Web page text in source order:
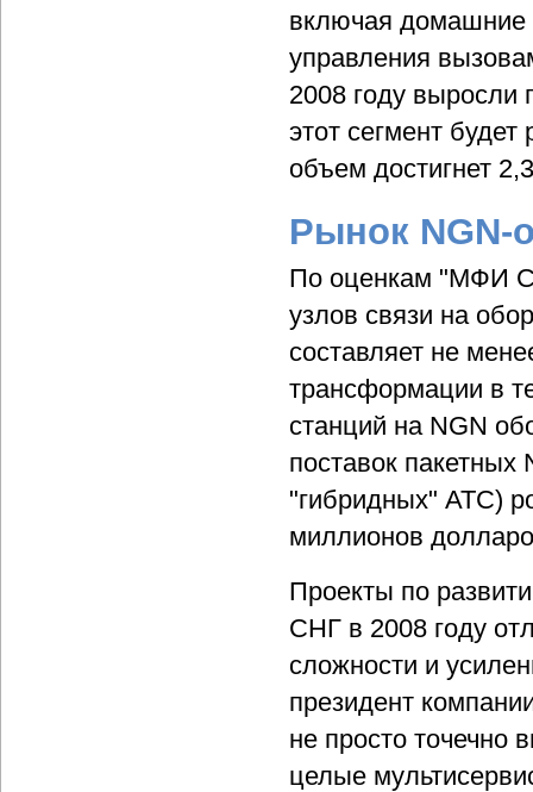
включая домашние
управления
2008 году выросли
этот сегмент
объем достигнет
Рынок NGN-
По оценкам "МФИ
узлов связи на
составляет не
трансформации в
станций на NGN
поставок
"гибридных" АТС)
миллионов
Проекты по
СНГ в 2008 году
сложности и
президент
не просто точечно
целые